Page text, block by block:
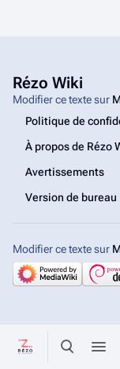
Basculer
Rézo Wiki
Modifier ce texte sur
Politique de
À propos de Rézo
Avertissements
Version de bureau
Modifier ce texte sur